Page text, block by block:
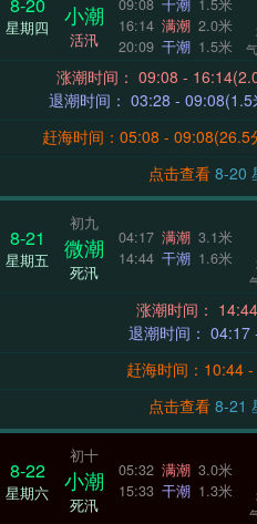
8-20
星期四 小潮
活汛
09:08 干潮 1.5米
16:14 满潮 2.0米
20:09 干潮 1.5米
涨潮时间： 09:08 -
退潮时间： 03:28 -
赶海时间：05:08 - 09:08(26.5
点击查看
8-21
星期五
初九
微潮
死汛
04:17 满潮 3.1米
14:44 干潮 1.6米
涨潮时
退潮时间
赶海时间：10:44
点击查看
8-22
星期六
初十
小潮
死汛
05:32 满潮 3.0米
15:33 干潮 1.3米